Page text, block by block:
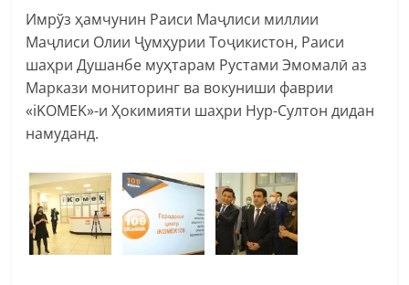
Имрўз ҳамчунин Раиси Маҷлиси миллии
Маҷлиси Олии Ҷумҳурии Тоҷикистон, Раиси
шаҳри Душанбе муҳтарам Рустами Эмомалӣ аз
Маркази мониторинг ва вокуниши фаврии
«iKOMEK»-и Ҳокимияти шаҳри Нур-Султон дидан
намуданд.